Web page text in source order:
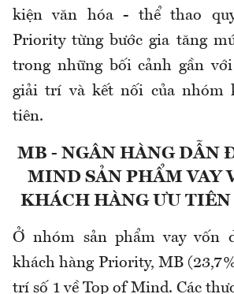
kiện văn hóa - thể thao
Priority từng bước gia tăng
trong những bối cảnh gần
giải trí và kết nối của nhóm
tiên.
MB - NGÂN HÀNG DẪN
MIND SẢN PHẨM VAY
KHÁCH HÀNG ƯU TIÊN
Ở nhóm sản phẩm vay vốn
khách hàng Priority, MB
trí số 1 về Top of Mind. Các